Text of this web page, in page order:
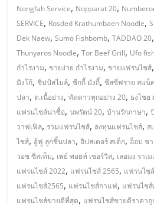
แฟ
รน
ไชส์
พร้อม
ทำเล
สำหรับ
เปิด
ปรึกษา
ฟรี,
บริการ
พัฒนา
ระบบ
แฟ
Nongfah Service, Nopparat 20,
SERVICE, Rosded Krathumbaen Noodle,
Dek Naew,Sumo Fishbomb,TADDAO 20
Thunyaros Noodle,Tor Beef Grill, Ufo
กำไรงาม,ขายง่าย กำไรงาม,ขายแฟรนไชส์,
มิงโก้, ชิปป์สไมล์, ชีกกี้ มังกี้, ชีสซี่ฟราย สแน็ค
ปลา, ต.เนื้อย่าง,ทัดดาวทุกอย่าง 20, ธงไชย
แฟรนไชส์น่าซื้อ,นพรัตน์ 20,บ้านรักภาษา,
วาฟเฟิล, รวมแฟรนไชส์, ลงทุนแฟรนไชส์, ส
ไชส์, อู้ฟู่ ลูกชิ้นปลา,ฮิปสเตอร์ สเต็ก, ฮ็อป ช
วอช ซิสเท็ม, เพย์ พอยท์ เซอร์วิส, เลอมง ราเม
แฟรนไชส์ 2022, แฟรนไชส์ 2565, แฟรนไช
แฟรนไชส์2565, แฟรนไชส์กาแฟ, แฟรนไชส์
แฟรนไชส์ขายดีที่สุด, แฟรนไชส์ขายดีราคาถู